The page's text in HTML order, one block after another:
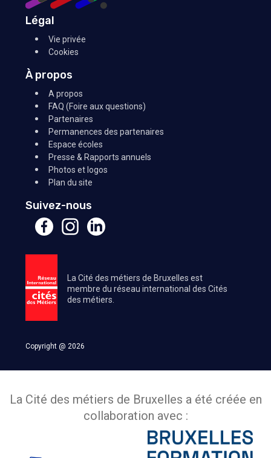
Légal
Vie privée
Cookies
À propos
A propos
FAQ (Foire aux questions)
Partenaires
Permanences des partenaires
Espace écoles
Presse & Rapports annuels
Photos et logos
Plan du site
Suivez-nous
La Cité des métiers de Bruxelles est
membre du réseau international des Cités
des métiers.
Copyright @ 2026
La Cité des métiers de Bruxelles a été créée en
collaboration avec :